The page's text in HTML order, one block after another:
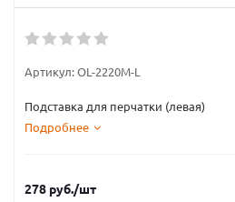
Артикул:OL-2220M-L
Подставка для перчатки (левая)
Подробнее
278 руб./шт